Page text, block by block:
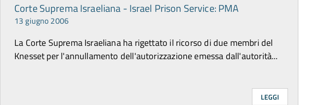
Corte Suprema Israeliana - Israel Prison Service: PMA
13 giugno 2006
La Corte Suprema Israeliana ha rigettato il ricorso di due membri del
Knesset per l'annullamento dell'autorizzazione emessa dall'autorità...
LEGGI